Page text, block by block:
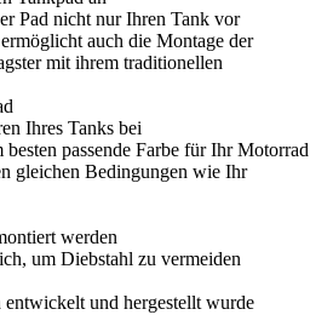
Pad nicht nur Ihren Tank vor
auch die Montage der
mit ihrem traditionellen
Ihres Tanks bei
passende Farbe für Ihr Motorrad
gleichen Bedingungen wie Ihr
werden
um Diebstahl zu vermeiden
und hergestellt wurde